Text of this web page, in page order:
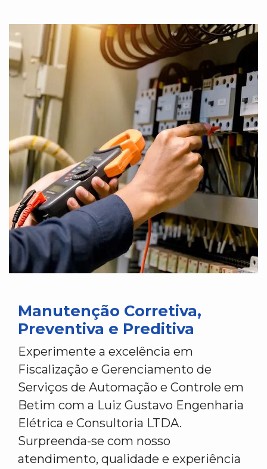
Manutenção Corretiva,
Preventiva e Preditiva
Experimente a excelência em
Fiscalização e Gerenciamento de
Serviços de Automação e Controle em
Betim com a Luiz Gustavo Engenharia
Elétrica e Consultoria LTDA.
Surpreenda-se com nosso
atendimento, qualidade e experiência